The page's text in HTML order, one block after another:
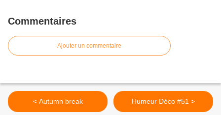
Commentaires
Ajouter un commentaire
< Autumn break Humeur Déco #51 >